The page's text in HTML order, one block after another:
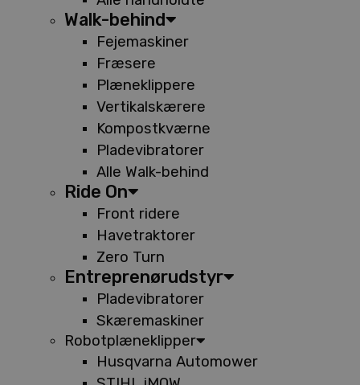
Walk-behind
Fejemaskiner
Fræsere
Plæneklippere
Vertikalskærere
Kompostkværne
Pladevibratorer
Alle Walk-behind
Ride On
Front ridere
Havetraktorer
Zero Turn
Entreprenørudstyr
Pladevibratorer
Skæremaskiner
Robotplæneklipper
Husqvarna Automower